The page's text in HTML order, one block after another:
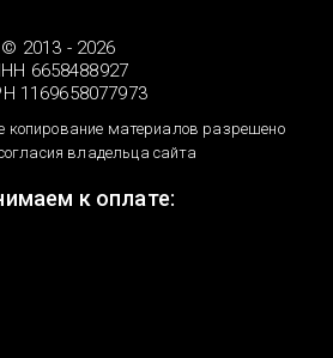
© 2013 - 2026
6658488927
1169658077973
копирование материалов разрешено
владельца сайта
к оплате: